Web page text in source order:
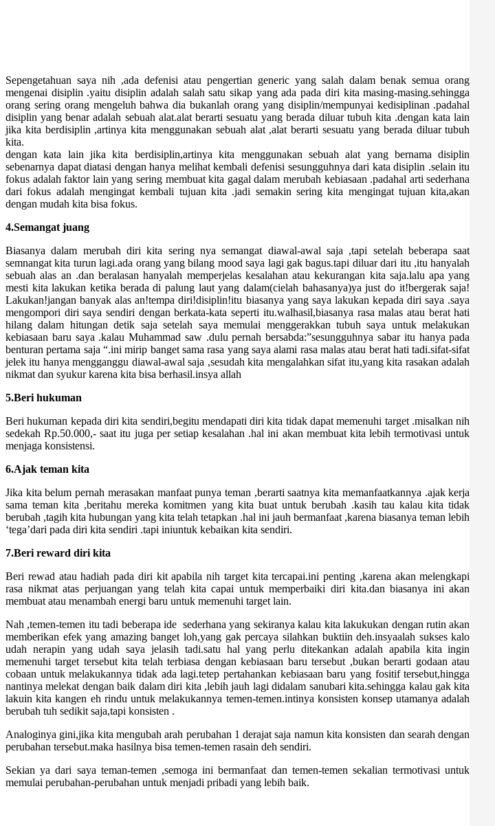
Sepengetahuan saya nih ,ada defenisi atau pengertian generic yang salah dalam benak semua orang
mengenai disiplin .yaitu disiplin adalah salah satu sikap yang ada pada diri kita masing-masing.sehingga
orang sering orang mengeluh bahwa dia bukanlah orang yang disiplin/mempunyai kedisiplinan .padahal
disiplin yang benar adalah sebuah alat.alat berarti sesuatu yang berada diluar tubuh kita .dengan kata lain
jika kita berdisiplin ,artinya kita menggunakan sebuah alat ,alat berarti sesuatu yang berada diluar tubuh
kita.
dengan kata lain jika kita berdisiplin,artinya kita menggunakan sebuah alat yang bernama disiplin
sebenarnya dapat diatasi dengan hanya melihat kembali defenisi sesungguhnya dari kata disiplin .selain itu
fokus adalah faktor lain yang sering membuat kita gagal dalam merubah kebiasaan .padahal arti sederhana
dari fokus adalah mengingat kembali tujuan kita .jadi semakin sering kita mengingat tujuan kita,akan
dengan mudah kita bisa fokus.
4.Semangat juang
Biasanya dalam merubah diri kita sering nya semangat diawal-awal saja ,tapi setelah beberapa saat
semnangat kita turun lagi.ada orang yang bilang mood saya lagi gak bagus.tapi diluar dari itu ,itu hanyalah
sebuah alas an .dan beralasan hanyalah memperjelas kesalahan atau kekurangan kita saja.lalu apa yang
mesti kita lakukan ketika berada di palung laut yang dalam(cielah bahasanya)ya just do it!bergerak saja!
Lakukan!jangan banyak alas an!tempa diri!disiplin!itu biasanya yang saya lakukan kepada diri saya .saya
mengompori diri saya sendiri dengan berkata-kata seperti itu.walhasil,biasanya rasa malas atau berat hati
hilang dalam hitungan detik saja setelah saya memulai menggerakkan tubuh saya untuk melakukan
kebiasaan baru saya .kalau Muhammad saw .dulu pernah bersabda:”sesungguhnya sabar itu hanya pada
benturan pertama saja “.ini mirip banget sama rasa yang saya alami rasa malas atau berat hati tadi.sifat-sifat
jelek itu hanya mengganggu diawal-awal saja ,sesudah kita mengalahkan sifat itu,yang kita rasakan adalah
nikmat dan syukur karena kita bisa berhasil.insya allah
5.Beri hukuman
Beri hukuman kepada diri kita sendiri,begitu mendapati diri kita tidak dapat memenuhi target .misalkan nih
sedekah Rp.50.000,- saat itu juga per setiap kesalahan .hal ini akan membuat kita lebih termotivasi untuk
menjaga konsistensi.
6.Ajak teman kita
Jika kita belum pernah merasakan manfaat punya teman ,berarti saatnya kita memanfaatkannya .ajak kerja
sama teman kita ,beritahu mereka komitmen yang kita buat untuk berubah .kasih tau kalau kita tidak
berubah ,tagih kita hubungan yang kita telah tetapkan .hal ini jauh bermanfaat ,karena biasanya teman lebih
‘tega’dari pada diri kita sendiri .tapi iniuntuk kebaikan kita sendiri.
7.Beri reward diri kita
Beri rewad atau hadiah pada diri kit apabila nih target kita tercapai.ini penting ,karena akan melengkapi
rasa nikmat atas perjuangan yang telah kita capai untuk memperbaiki diri kita.dan biasanya ini akan
membuat atau menambah energi baru untuk memenuhi target lain.
Nah ,temen-temen itu tadi beberapa ide sederhana yang sekiranya kalau kita lakukukan dengan rutin akan
memberikan efek yang amazing banget loh,yang gak percaya silahkan buktiin deh.insyaalah sukses kalo
udah nerapin yang udah saya jelasih tadi.satu hal yang perlu ditekankan adalah apabila kita ingin
memenuhi target tersebut kita telah terbiasa dengan kebiasaan baru tersebut ,bukan berarti godaan atau
cobaan untuk melakukannya tidak ada lagi.tetep pertahankan kebiasaan baru yang fositif tersebut,hingga
nantinya melekat dengan baik dalam diri kita ,lebih jauh lagi didalam sanubari kita.sehingga kalau gak kita
lakuin kita kangen eh rindu untuk melakukannya temen-temen.intinya konsisten konsep utamanya adalah
berubah tuh sedikit saja,tapi konsisten .
Analoginya gini,jika kita mengubah arah perubahan 1 derajat saja namun kita konsisten dan searah dengan
perubahan tersebut.maka hasilnya bisa temen-temen rasain deh sendiri.
Sekian ya dari saya teman-temen ,semoga ini bermanfaat dan temen-temen sekalian termotivasi untuk
memulai perubahan-perubahan untuk menjadi pribadi yang lebih baik.